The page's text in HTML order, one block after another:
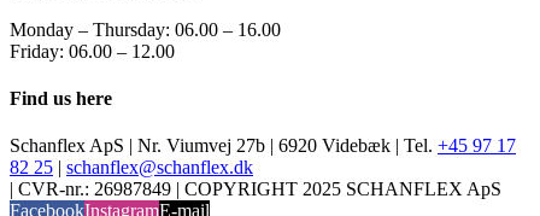
Monday – Thursday: 06.00 – 16.00
Friday: 06.00 – 12.00
Find us here
Schanflex ApS | Nr. Viumvej 27b | 6920 Videbæk | Tel. +45 97 17
82 25 | schanflex@schanflex.dk
| CVR-nr.: 26987849 | COPYRIGHT 2025 SCHANFLEX ApS
FacebookInstagramE-mail